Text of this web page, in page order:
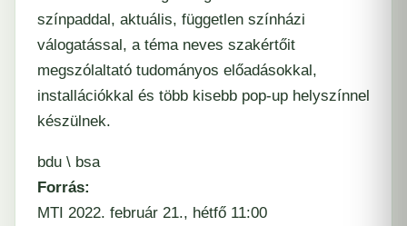
színpaddal, aktuális, független színházi
válogatással, a téma neves szakértőit
megszólaltató tudományos előadásokkal,
installációkkal és több kisebb pop-up helyszínnel
készülnek.
bdu \ bsa
Forrás:
MTI 2022. február 21., hétfő 11:00